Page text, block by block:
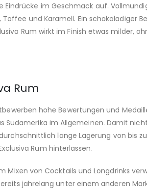
Eindrücke im Geschmack auf.
und Karamell. Ein schokoladiger
Rum wirkt im Finish etwas milder,
Rum
hohe Bewertungen und
Südamerika im Allgemeinen. Damit
lange Lagerung von bis
Rum hinterlassen.
Mixen von Cocktails und Longdrinks
jahrelang unter einem anderen